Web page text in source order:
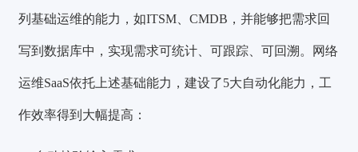
列基础运维的能力，如ITSM、CMDB，并能够把需求回
写到数据库中，实现需求可统计、可跟踪、可回溯。网络
运维SaaS依托上述基础能力，建设了5大自动化能力 ，工
作效率得到大幅提高：